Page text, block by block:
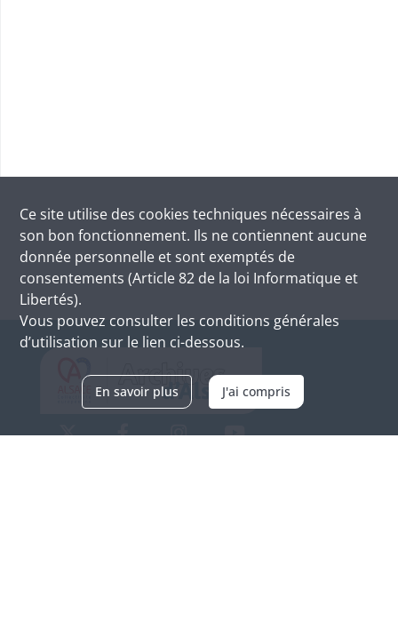
Ce site utilise des cookies techniques nécessaires à
son bon fonctionnement. Ils ne contiennent aucune
donnée personnelle et sont exemptés de
consentements (Article 82 de la loi Informatique et
Libertés).
Vous pouvez consulter les conditions générales
d’utilisation sur le lien ci-dessous.
En savoir plus J'ai compris